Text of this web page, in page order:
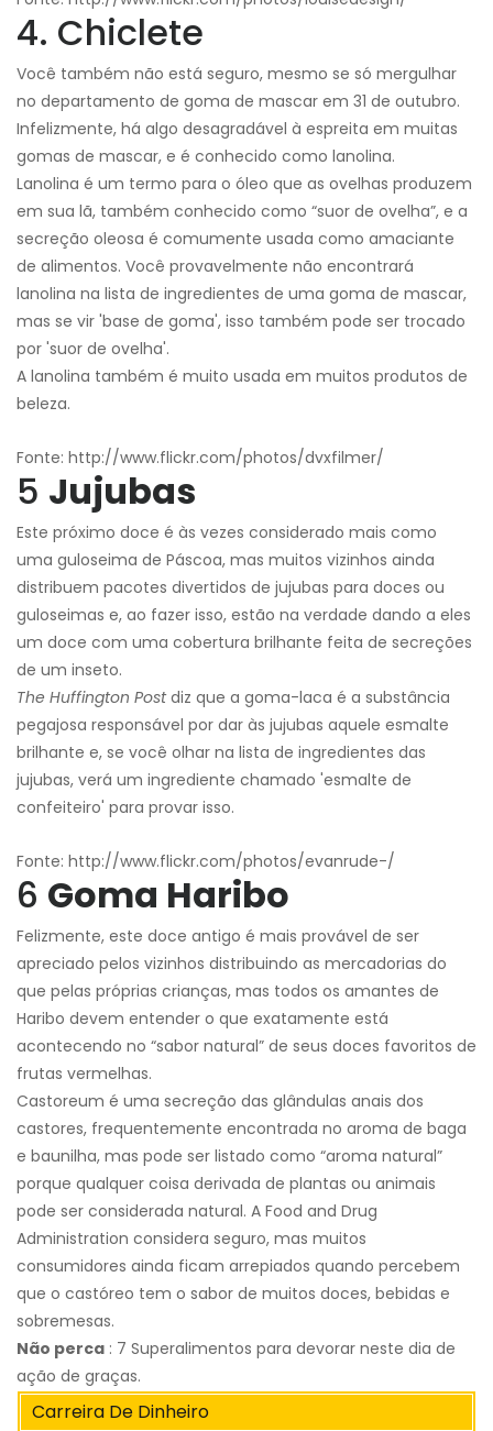
4. Chiclete
Você também não está seguro, mesmo se só mergulhar
no departamento de goma de mascar em 31 de outubro.
Infelizmente, há algo desagradável à espreita em muitas
gomas de mascar, e é conhecido como lanolina.
Lanolina é um termo para o óleo que as ovelhas produzem
em sua lã, também conhecido como “suor de ovelha”, e a
secreção oleosa é comumente usada como amaciante
de alimentos. Você provavelmente não encontrará
lanolina na lista de ingredientes de uma goma de mascar,
mas se vir 'base de goma', isso também pode ser trocado
por 'suor de ovelha'.
A lanolina também é muito usada em muitos produtos de
beleza.
Fonte: http://www.flickr.com/photos/dvxfilmer/
5 Jujubas
Este próximo doce é às vezes considerado mais como
uma guloseima de Páscoa, mas muitos vizinhos ainda
distribuem pacotes divertidos de jujubas para doces ou
guloseimas e, ao fazer isso, estão na verdade dando a eles
um doce com uma cobertura brilhante feita de secreções
de um inseto.
The Huffington Postdiz que a goma-laca é a substância
pegajosa responsável por dar às jujubas aquele esmalte
brilhante e, se você olhar na lista de ingredientes das
jujubas, verá um ingrediente chamado 'esmalte de
confeiteiro' para provar isso.
Fonte: http://www.flickr.com/photos/evanrude-/
6 Goma Haribo
Felizmente, este doce antigo é mais provável de ser
apreciado pelos vizinhos distribuindo as mercadorias do
que pelas próprias crianças, mas todos os amantes de
Haribo devem entender o que exatamente está
acontecendo no “sabor natural” de seus doces favoritos de
frutas vermelhas.
Castoreum é uma secreção das glândulas anais dos
castores, frequentemente encontrada no aroma de baga
e baunilha, mas pode ser listado como “aroma natural”
porque qualquer coisa derivada de plantas ou animais
pode ser considerada natural. A Food and Drug
Administration considera seguro, mas muitos
consumidores ainda ficam arrepiados quando percebem
que o castóreo tem o sabor de muitos doces, bebidas e
sobremesas.
Não perca : 7 Superalimentos para devorar neste dia de
ação de graças.
Carreira De Dinheiro